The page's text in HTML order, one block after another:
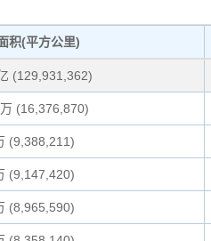
积(平方公里)
(129,931,362)
(16,376,870)
(9,388,211)
(9,147,420)
(8,965,590)